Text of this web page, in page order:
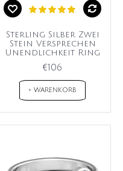
Sterling Silber Zwei
Stein Versprechen
Unendlichkeit Ring
€106
+ WARENKORB